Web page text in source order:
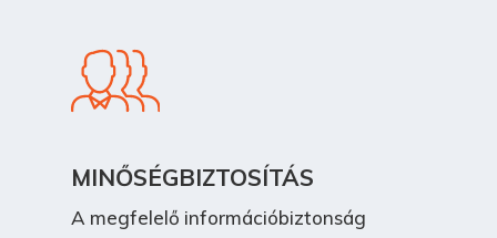
MINŐSÉGBIZTOSÍTÁS
A megfelelő információbiztonság